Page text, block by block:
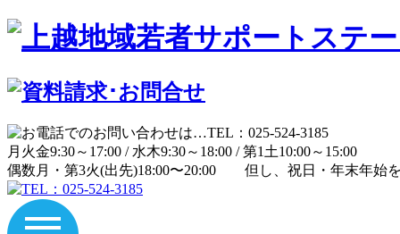
月 火金9:30～17:00 / 水木9:30～18:00 /第1土10:00～15:00
偶数月・第3火(出先)18:00〜20:00 但し、祝日・年末年始